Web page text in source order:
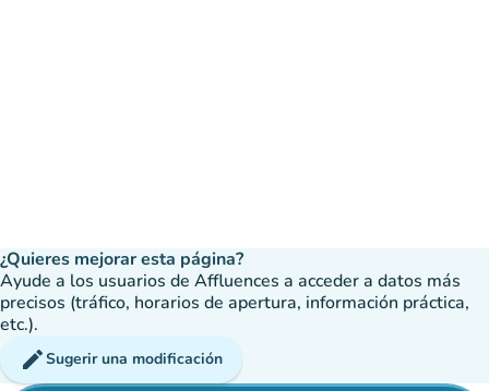
¿Quieres mejorar esta página?
Ayude a los usuarios de Affluences a acceder a datos más
precisos (tráfico, horarios de apertura, información práctica,
etc.).
editSugerir una modificación